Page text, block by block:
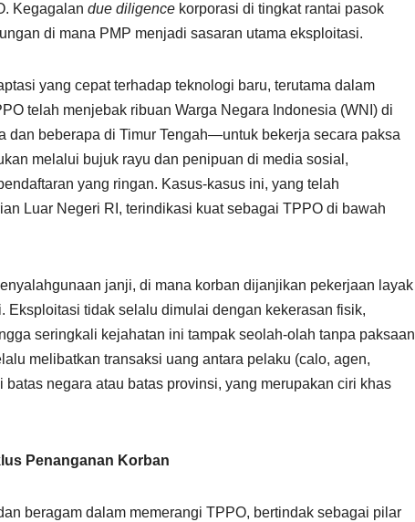
Kegagalan due diligence korporasi di tingkat rantai pasok
di mana PMP menjadi sasaran utama eksploitasi.
yang cepat terhadap teknologi baru, terutama dalam
telah menjebak ribuan Warga Negara Indonesia (WNI) di
beberapa di Timur Tengah—untuk bekerja secara paksa
melalui bujuk rayu dan penipuan di media sosial,
yang ringan. Kasus-kasus ini, yang telah
Luar Negeri RI, terindikasi kuat sebagai TPPO di bawah
janji, di mana korban dijanjikan pekerjaan layak
tidak selalu dimulai dengan kekerasan fisik,
seringkali kejahatan ini tampak seolah-olah tanpa paksaan
melibatkan transaksi uang antara pelaku (calo, agen,
negara atau batas provinsi, yang merupakan ciri khas
Penanganan Korban
beragam dalam memerangi TPPO, bertindak sebagai pilar